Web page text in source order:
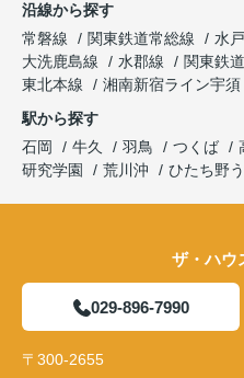
沿線から探す
常磐線
関東鉄道常総線 水
大洗鹿島線
水郡線 関東鉄
東北本線
湘南新宿ライン宇須
駅から探す
石岡
牛久 羽鳥 つくば
研究学園
荒川沖 ひたち野
ザ・ハウ
029-896-7990
〒300-2655